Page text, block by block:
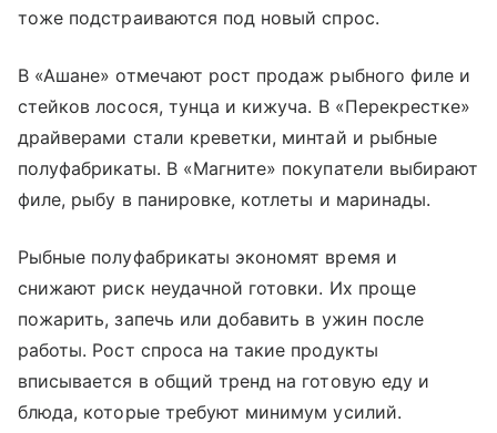
тоже подстраиваются под новый спрос.
В «Ашане» отмечают рост продаж рыбного филе и
стейков лосося, тунца и кижуча. В «Перекрестке»
драйверами стали креветки, минтай и рыбные
полуфабрикаты. В «Магните» покупатели выбирают
филе, рыбу в панировке, котлеты и маринады.
Рыбные полуфабрикаты экономят время и
снижают риск неудачной готовки. Их проще
пожарить, запечь или добавить в ужин после
работы. Рост спроса на такие продукты
вписывается в общий тренд на готовую еду и
блюда, которые требуют минимум усилий.